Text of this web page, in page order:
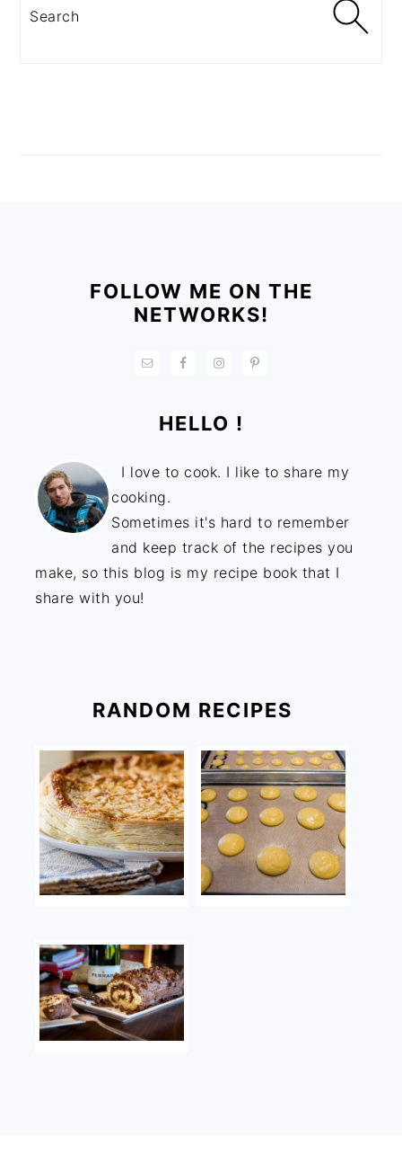
FOLLOW ME ON THE
NETWORKS!
HELLO !
I love to cook. I like to share my
cooking.
Sometimes it's hard to remember
and keep track of the recipes you
make, so this blog is my recipe book that I
share with you!
RANDOM RECIPES